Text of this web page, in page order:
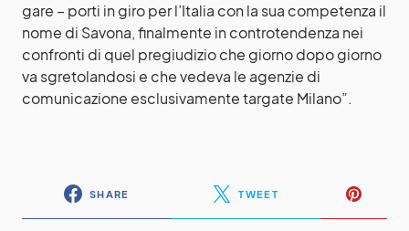
gare – porti in giro per l’Italia con la sua competenza il
nome di Savona, finalmente in controtendenza nei
confronti di quel pregiudizio che giorno dopo giorno
va sgretolandosi e che vedeva le agenzie di
comunicazione esclusivamente targate Milano”.
SHARE TWEET